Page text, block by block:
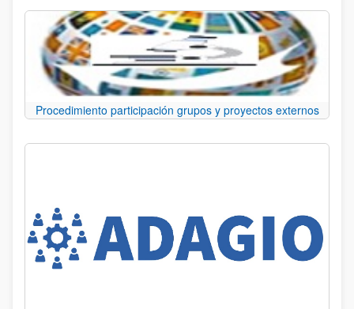
Procedimiento participación grupos y proyectos externos